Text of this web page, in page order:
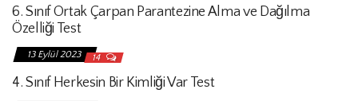
6. Sınıf Ortak Çarpan Parantezine Alma ve Dağılma
Özelliği Test
13 Eylül 2023 14
4. Sınıf Herkesin Bir Kimliği Var Test